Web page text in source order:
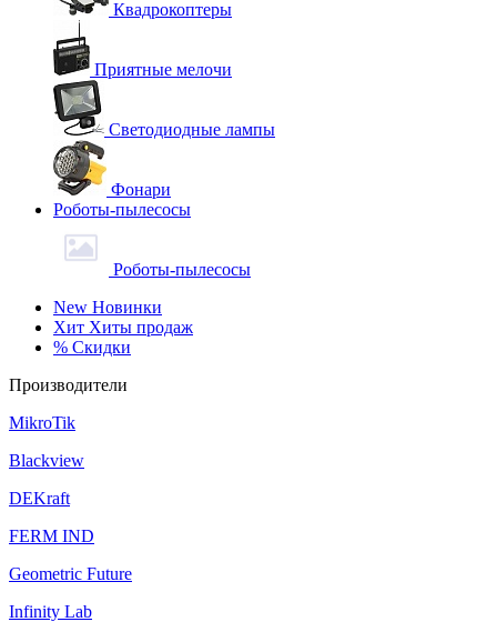
Квадрокоптеры
Приятные мелочи
Светодиодные лампы
Фонари
Роботы-пылесосы
Роботы-пылесосы
New Новинки
Хит Хиты продаж
% Скидки
Производители
MikroTik
Blackview
DEKraft
FERM IND
Geometric Future
Infinity Lab